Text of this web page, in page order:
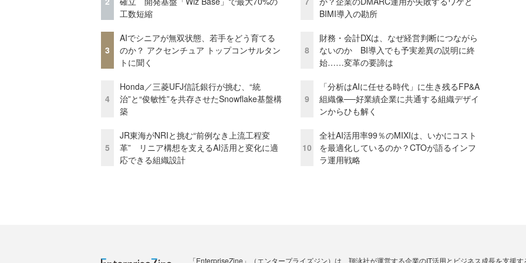
工数短縮
3
AIでシニアが無双状態、若手をどう育てる
のか？ アクセンチュア トップコンサルタン
トに聞く
4
Honda／三菱UFJ信託銀行が挑む、“統
治”と“俊敏性”を共存させたSnowflake基盤構
築
5
JR東海がNRIと挑む“前例なき上流工程変
革” リニア構想を支えるAI活用と変化に適
応できる組織設計
BIMI導入の勘所
8
財務・会計DXは、なぜ経営判断につながら
ないのか BI導入でも予実差異の説明に終
始……変革の要諦は
9
「分析はAIに任せる時代」に生き残るFP&A
組織像──好業績企業に共通する組織デザイ
ンからひも解く
10
全社AI活用率99％のMIXIは、いかにコスト
を最適化しているのか？CTOが語るインフ
ラ運用戦略
「EnterpriseZine」（エンタープライズジン）は、翔泳社が運営する企業のIT活用とビジネス成長を支援